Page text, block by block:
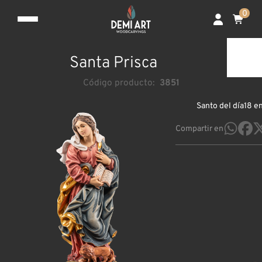
0
Santa Prisca
Código producto: 3851
Santo del día18
Compartir en